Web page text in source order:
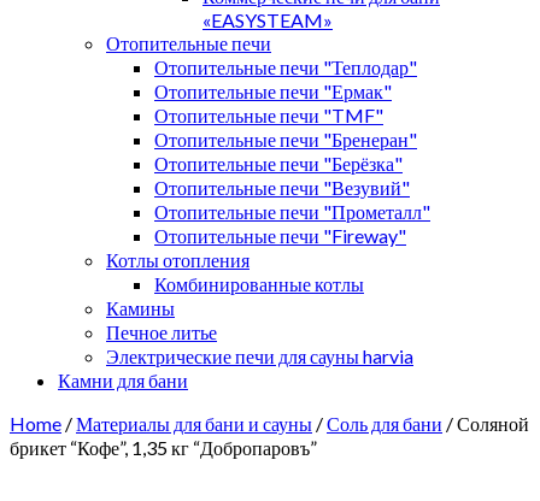
«EASYSTEAM»
Отопительные печи
Отопительные печи "Теплодар"
Отопительные печи "Ермак"
Отопительные печи "TMF"
Отопительные печи "Бренеран"
Отопительные печи "Берёзка"
Отопительные печи "Везувий"
Отопительные печи "Прометалл"
Отопительные печи "Fireway"
Котлы отопления
Комбинированные котлы
Камины
Печное литье
Электрические печи для сауны harvia
Камни для бани
Home /Материалы для бани и сауны /Соль для бани / Соляной
брикет “Кофе”, 1,35 кг “Добропаровъ”